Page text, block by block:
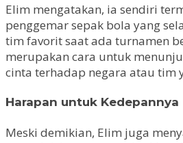
Elim mengatakan, ia sendiri
penggemar sepak bola yang
tim favorit saat ada turnamen
merupakan cara untuk
cinta terhadap negara atau tim
Harapan untuk Kedepannya
Meski demikian, Elim juga